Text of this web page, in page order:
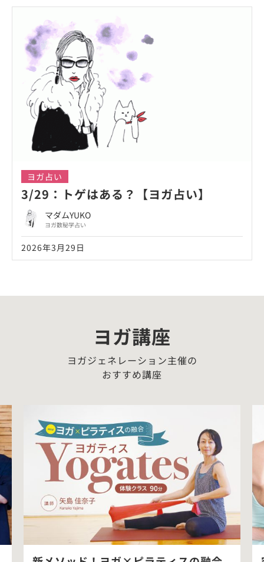
ヨガ占い
3/29：トゲはある？【ヨガ占い】
マダムYUKO
ヨガ数秘学占い
2026年3月29日
ヨガ講座
ヨガジェネレーション主催の
おすすめ講座